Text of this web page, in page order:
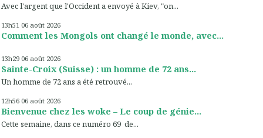
Avec l'argent que l'Occident a envoyé à Kiev, "on...
13h51 06 août 2026
Comment les Mongols ont changé le monde, avec...
13h29 06 août 2026
Sainte-Croix (Suisse) : un homme de 72 ans...
Un homme de 72 ans a été retrouvé...
12h56 06 août 2026
Bienvenue chez les woke – Le coup de génie...
Cette semaine, dans ce numéro 69 de...